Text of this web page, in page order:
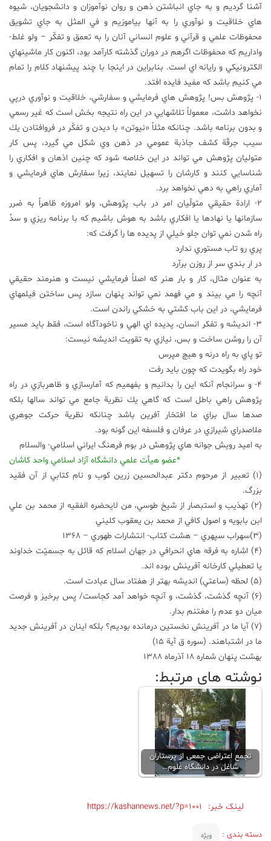
آشنا گرديم و به جاي انباشتن ذهن و روان نوآموزان و دانشجويان، شيوه
هاي خلاقيت و نوآوري را به آنها بياموزيم و في المثل به جاي تشويق
محفوظات علمي و قرآني و علوم انساني آنان را به تعمق و تفكّر – ولو غلط-
واداريم كه محفوظات اگرهم در دوران گذشته كارآمد بود، اكنون كار ماشينهاي
الكترونيكي و رايانه اي است. بنابراين در اينجا با چند پيشنهاد كلام را تمام
مي كنيم باشد كه مفيد فايده افتد.
1- پژوهش بس! پژوهش هاي فرمايشي و سفارشي، خلاقيت و نوآوري درپي
نخواهد داشت، معمولاً تلاشهايي در اين راه نتيجه بخش است كه غير رسمي
و بدون برنامه باشد. چنانكه مثلاً «نيوتن» با ديدن و تفكّر در فروافتادن يك
سيب جرقّة كشف جاذبة عمومي در ذهن وي شكل مي گيرد، پس كار
متوليان پژوهش مي تواند در اين خلاصه شود كه چنين اذهان و افكاري را
شناسايي كنند و كارشان را تسهيل نمايند، زيرا سفارش هاي فرمايشي و
آماري راهي به دهي نخواهد برد.
2- ارادة حقيقي متولّيان امر در باب پژوهش، ولو امروزه ظاهراً به ضرر
سازمانها يا نهادها يا افكاري باشد به هوش باشيم كه با برنامه ريزي و سدّ
راه شدن نمي توان جلو خيلي از پديده ها را گرفت كه:
پري رو تاب مستوري ندارد
در ار بندي سر از روزن برآرد
به عنوان مثال، كار و بار هنر كه اصلاً فرمايشي نيست و هنرمند حقيقي
آنچه را مي بيند و مي فهمد نمي تواند پنهان سازد پس ساختن فيلمهاي
فرمايشي، در اين باب كشتي به خشكي راندن است.
3- انديشه و تفكر انسان، پديده اي الهي و ناخودآگاه است، فقط بايد مسير
آن را روشن ساخت و بس، نيازي به تقويت انديشه نيست:
تو پاي به راه درنه و هيچ مپرس
خود راه بگويدت كه چون بايد رفت
4- و سرانجام آنكه اين را بدانيم و بفهميم كه آمارسازي و ظاهربازي در راه
پژوهش راهي باطل است كه گاهي يك نظرية جامع مي تواند سالها بلكه
صدها سال براي ما افتخار آفرين باشد چنانكه نظرية حركت جوهري
ملاصدراي شيرازي در عرفان و فلسفه اين گونه بود.
به اميد رويش جوانه هاي پژوهش در بوم فرهنگ ايراني اسلامي- والسلام
*عضو هيأت علمي دانشگاه آزاد اسلامي واحد كاشان
(1) تعبير از مرحوم دكتر عبدالحسين زرين كوب و نام كتابي از آن فقيد
بزرگ.
(2) تهذيب و استبصار از شيخ طوسي، من لايحضره الفقيه از محمد بن علي
ابن بابويه و اصول كافي از محمد بن يعقوب كليني
(3)سهراب سپهري – هشت كتاب- انتشارات طهوري – 1368
(4) اشاره به فرقه هاي انحرافي در جهان اسلام كه قائل به جسميّت خداوند
يا تعطيلي كارخانه آفرينش بوده اند.
(5) لحظه (ساعتي) انديشه بهتر از هفتاد سال عبادت است.
(6) آنچه گذشت، گذشت، و آنچه خواهد آمد كجاست/ پس برخيز و فرصت
ميان دو عدم را مغتنم بدار.
(7) آيا ما در آفرينش نخستين درمانده بوديم؟ بلكه اينان در آفرينش جديد
ما در اشتباهند. (سوره ق آية 15)
بهشت پنهان شماره 18 آذرماه 1388
نوشته های مرتبط:
تجمع اعتراضی جمعی از پرستاران
شاغل در دانشگاه علوم…
لینک خبر: https://kashannews.net/?p=1001
دسته بندی : ویژه